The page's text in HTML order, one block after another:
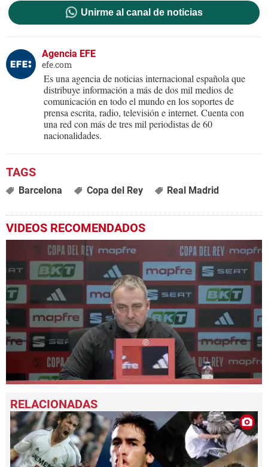
Unirme al canal de noticias
Agencia EFE
efe.com
Es una agencia de noticias internacional española que
distribuye información a más de dos mil medios de
comunicación en todo el mundo en los soportes de
prensa escrita, radio, televisión e internet. Cuenta con
una red con más de tres mil periodistas de 60
nacionalidades.
Barcelona Copa del Rey Real Madrid
VIDEOS RECOMENDADOS
seconds
of
25
seconds